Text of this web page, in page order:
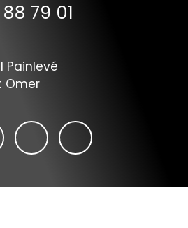
79 01
Painlevé
Omer